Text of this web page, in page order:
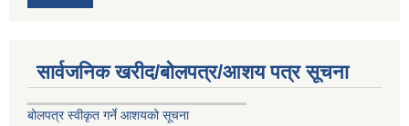
सार्वजनिक खरीद/बोलपत्र/आशय पत्र सूचना
बोलपत्र स्वीकृत गर्ने आशयको सूचना